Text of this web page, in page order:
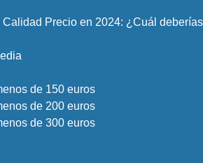
Calidad Precio en 2024: ¿Cuál deberías
de 150 euros
de 200 euros
de 300 euros